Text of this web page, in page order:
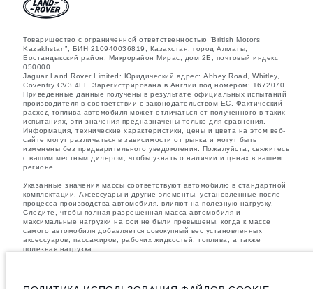
Товарищество с ограниченной ответственностью “British Motors
Kazakhstan”, БИН 210940036819, Казахстан, город Алматы,
Бостандыкский район, Микрорайон Мирас, дом 2Б, почтовый индекс
050000
Jaguar Land Rover Limited: Юридический адрес: Abbey Road, Whitley,
Coventry CV3 4LF. Зарегистрирована в Англии под номером: 1672070
Приведенные данные получены в результате официальных испытаний
производителя в соответствии с законодательством ЕС. Фактический
расход топлива автомобиля может отличаться от полученного в таких
испытаниях, эти значения предназначены только для сравнения.
Информация, технические характеристики, цены и цвета на этом веб-
сайте могут различаться в зависимости от рынка и могут быть
изменены без предварительного уведомления. Пожалуйста, свяжитесь
с вашим местным дилером, чтобы узнать о наличии и ценах в вашем
регионе.
Указанные значения массы соответствуют автомобилю в стандартной
комплектации. Аксессуары и другие элементы, установленные после
процесса производства автомобиля, влияют на полезную нагрузку.
Следите, чтобы полная разрешенная масса автомобиля и
максимальные нагрузки на оси не были превышены, когда к массе
самого автомобиля добавляется совокупный вес установленных
аксессуаров, пассажиров, рабочих жидкостей, топлива, а также
полезная нагрузка.
который оказывает влияние на спецификации производимых